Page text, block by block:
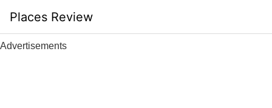
content
Places Review
Advertisements